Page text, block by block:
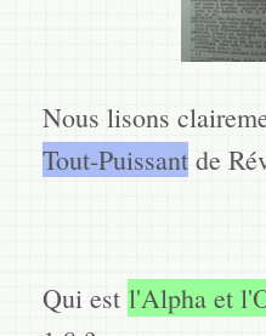
Nous lisons
Tout-Puissant de
Qui est l'Alpha et